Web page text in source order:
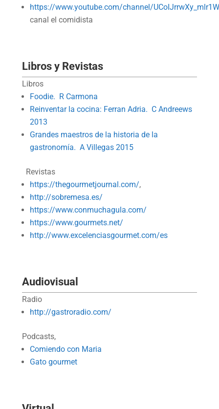
https://www.youtube.com/channel/
canal el comidista
Libros y Revistas
Libros
Foodie. R Carmona
Reinventar la cocina: Ferran Adria. C Andreews
2013
Grandes maestros de la historia de la
gastronomía. A Villegas 2015
Revistas
https://thegourmetjournal.com/,
http://sobremesa.es/
https://www.conmuchagula.com/
https://www.gourmets.net/
http://www.excelenciasgourmet.com/es
Audiovisual
Radio
http://gastroradio.com/
Podcasts,
Comiendo con Maria
Gato gourmet